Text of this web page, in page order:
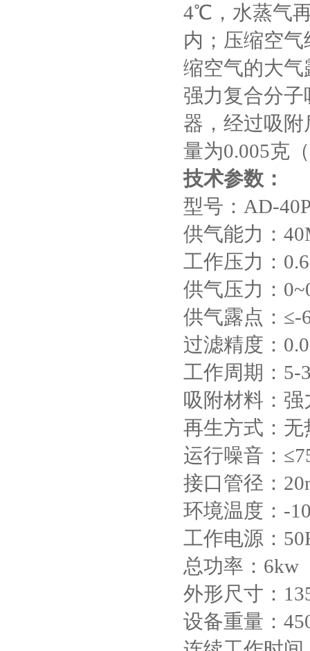
4℃，水蒸气
内；压缩空
缩空气的大
强力复合分
器，经过吸
量为0.005克
技术参数：
型号：AD-
供气能力：
工作压力：
供气压力：
供气露点：
过滤精度：
工作周期：5-
吸附材料：
再生方式：
运行噪音：
接口管径：
环境温度：-
工作电源：
总功率：6kw
外形尺寸：
设备重量：